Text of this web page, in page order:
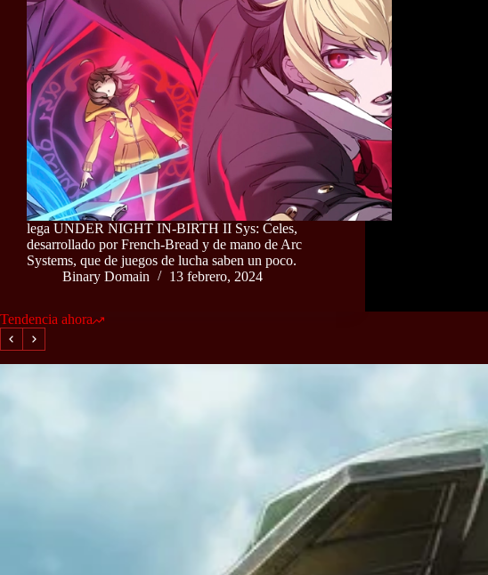
lega UNDER NIGHT IN-BIRTH II Sys: Celes,
desarrollado por French-Bread y de mano de Arc
Systems, que de juegos de lucha saben un poco.
Binary Domain
13 febrero, 2024
Tendencia ahora